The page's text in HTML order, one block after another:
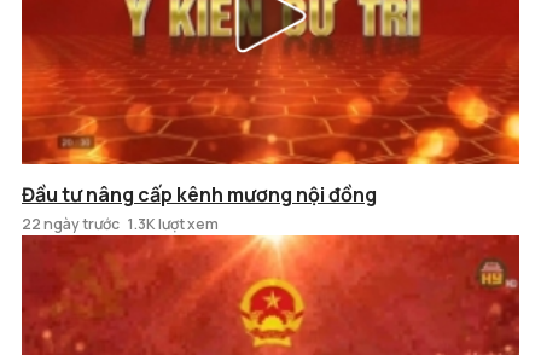
Đầu tư nâng cấp kênh mương nội đồng
22 ngày trước 1.3K lượt xem